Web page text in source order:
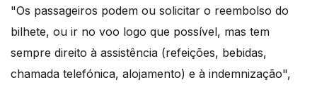
"Os passageiros podem ou solicitar o reembolso do
bilhete, ou ir no voo logo que possível, mas tem
sempre direito à assistência (refeições, bebidas,
chamada telefónica, alojamento) e à indemnização",